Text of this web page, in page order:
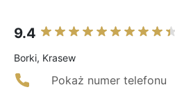
9.4
Borki, Krasew
Pokaż numer telefonu